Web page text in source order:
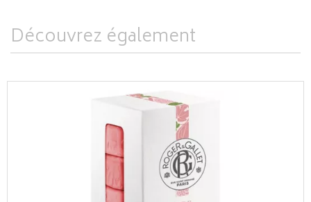
Découvrez également